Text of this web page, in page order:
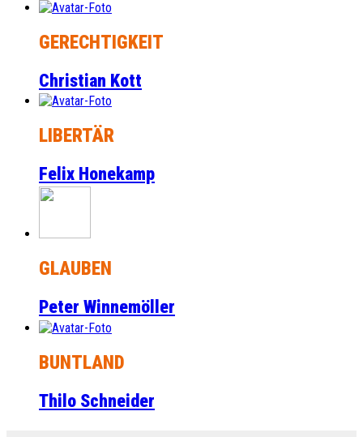
GERECHTIGKEIT
Christian Kott
LIBERTÄR
Felix Honekamp
GLAUBEN
Peter Winnemöller
BUNTLAND
Thilo Schneider